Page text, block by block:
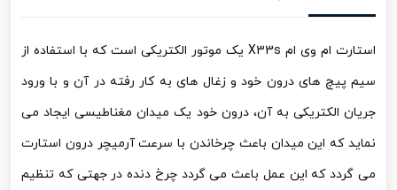
استارت ام وی ام X33s یک موتور الکتریکی است که با استفاده از
سیم پیچ های درون خود و زغال های به کار رفته در آن و با ورود
جریان الکتریکی به آن، درون خود یک میدان مغناطیسی ایجاد می
نماید که این میدان باعث چرخاندن با سرعت آرمیچر درون استارت
می گردد که این عمل باعث می گردد چرخ دنده در جهتی که تنظیم